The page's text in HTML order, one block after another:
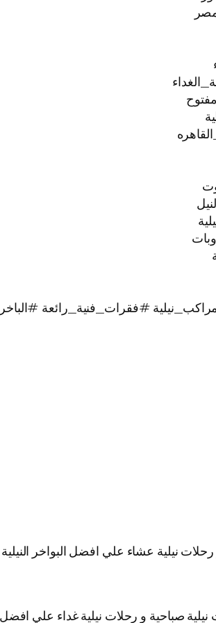
#فقرات_فنية_رائعة
نيلية عشاء علي افضل البواخر
صباحية و رحلات نيلية غداء علي افضل